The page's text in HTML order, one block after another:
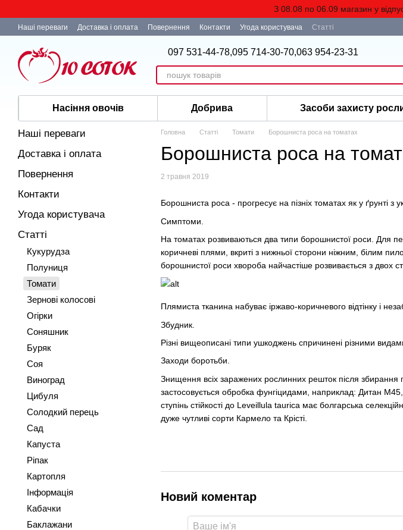
З 08.08 по 06.09 магазин у
Наші переваги Доставка і оплата Повернення Контакти Угода користувача Статті
097 531-44-78,095 714-30-70,063 954-23-31
Насіння овочів Добрива Засоби захисту
Головна Статті Томати Борошниста роса на томатах
Борошниста роса на
2 травня 2019
Борошниста роса - прогресує на пізніх томатах як у ґрунті з
Симптоми.
На томатах розвиваються два типи борошнистої роси. Для
коричневі плями, вкриті з нижньої сторони ніжним, білим
борошнистої роси хвороба найчастіше розвивається з двох
Плямиста тканина набуває іржаво-коричневого відтінку і
Збудник.
Різні вищеописані типи ушкоджень спричинені різними
Заходи боротьби.
Знищення всіх заражених рослинних решток після
застосовується обробка фунгіцидами, наприклад: Дитан
ступінь стійкості до Leveillula taurica має болгарська
дуже чутливі сорти Кармело та Крісті.
Новий коментар
Наші переваги
Доставка і оплата
Повернення
Контакти
Угода користувача
Статті
Кукурудза
Полуниця
Томати
Зернові колосові
Огірки
Соняшник
Буряк
Соя
Виноград
Цибуля
Солодкий перець
Сад
Капуста
Ріпак
Картопля
Інформація
Кабачки
Баклажани